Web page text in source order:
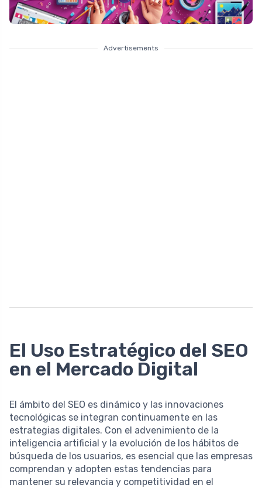
Advertisements
El Uso Estratégico del SEO
en el Mercado Digital
El ámbito del SEO es dinámico y las innovaciones
tecnológicas se integran continuamente en las
estrategias digitales. Con el advenimiento de la
inteligencia artificial y la evolución de los hábitos de
búsqueda de los usuarios, es esencial que las empresas
comprendan y adopten estas tendencias para
mantener su relevancia y competitividad en el